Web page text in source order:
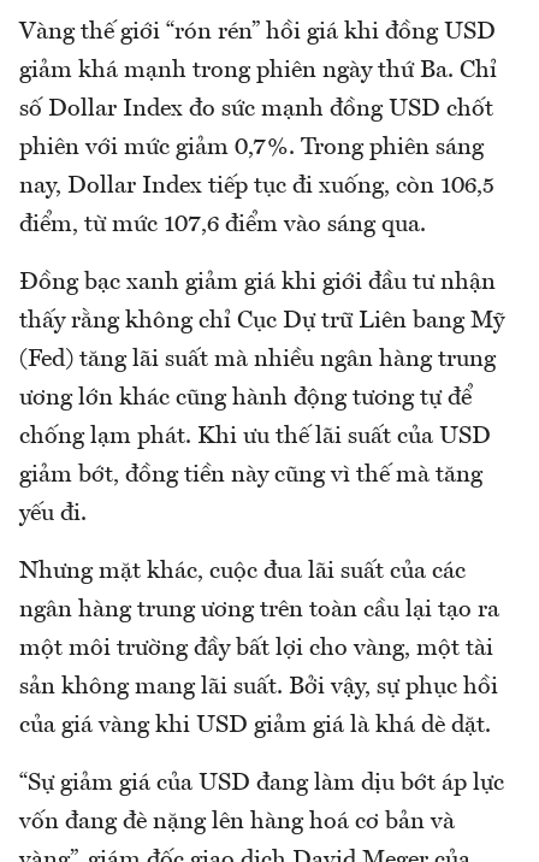
Vàng thế giới “rón rén” hồi giá khi đồng USD
giảm khá mạnh trong phiên ngày thứ Ba. Chỉ
số Dollar Index đo sức mạnh đồng USD chốt
phiên với mức giảm 0,7%. Trong phiên sáng
nay, Dollar Index tiếp tục đi xuống, còn 106,5
điểm, từ mức 107,6 điểm vào sáng qua.
Đồng bạc xanh giảm giá khi giới đầu tư nhận
thấy rằng không chỉ Cục Dự trữ Liên bang Mỹ
(Fed) tăng lãi suất mà nhiều ngân hàng trung
ương lớn khác cũng hành động tương tự để
chống lạm phát. Khi ưu thế lãi suất của USD
giảm bớt, đồng tiền này cũng vì thế mà tăng
yếu đi.
Nhưng mặt khác, cuộc đua lãi suất của các
ngân hàng trung ương trên toàn cầu lại tạo ra
một môi trường đầy bất lợi cho vàng, một tài
sản không mang lãi suất. Bởi vậy, sự phục hồi
của giá vàng khi USD giảm giá là khá dè dặt.
“Sự giảm giá của USD đang làm dịu bớt áp lực
vốn đang đè nặng lên hàng hoá cơ bản và